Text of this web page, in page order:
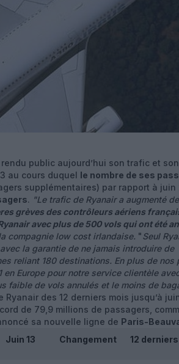
public aujourd’hui son trafic et
au cours duquel le nombre de ses
supplémentaires) par rapport à juin
. "Le trafic de Ryanair a augmenté
grèves des contrôleurs aériens
avec plus de 500 vols qui ont été
compagnie low cost irlandaise. "Seul
la garantie de ne jamais introduire de
reliant 180 destinations. En plus de nos
Europe pour notre service clientèle
faible de vols annulés et le moins de
des 12 derniers mois jusqu’à
de 79,9 millions de passagers,
Juin 13 Changement 12
sa nouvelle ligne de Paris-